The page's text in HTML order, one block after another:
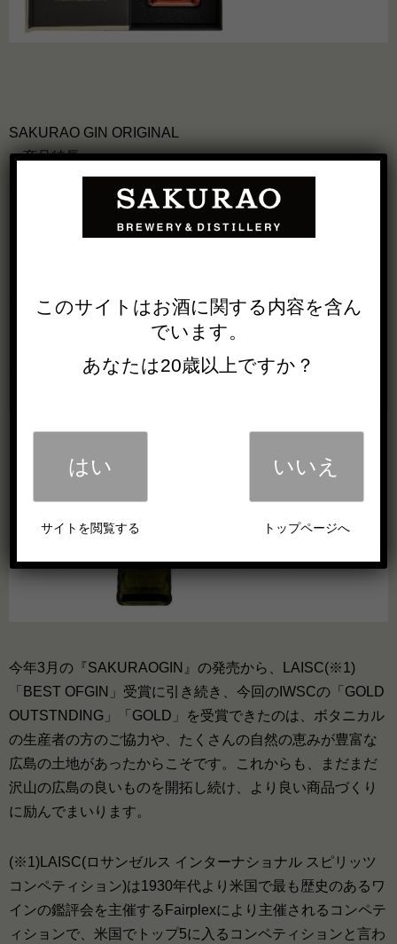
SAKURAO GIN ORIGINAL
≪商品特長≫
広島産のフレッシュな柑橘類など9種類のボタニカルと、ジ
ュニパーベリーやコリアンダーシードなど計14種類の原料
を使用し、スティーピングとヴェイパー製法で製造したク
■ 参考小売価格 : 2,000円(税別)
■ 容量・容器 : 700ml・瓶
■ アルコール度数 : 47%
今年3月の『SAKURAOGIN』の発売から、LAISC(※1)
「BEST OFGIN」受賞に引き続き、今回のIWSCの「GOLD
OUTSTNDING」「GOLD」を受賞できたのは、ボタニカル
の生産者の方のご協力や、たくさんの自然の恵みが豊富な
広島の土地があったからこそです。これからも、まだまだ
沢山の広島の良いものを開拓し続け、より良い商品づくり
に励んでまいります。
(※1)LAISC(ロサンゼルス インターナショナル スピリッツ
コンペティション)は1930年代より米国で最も歴史のあるワ
インの鑑評会を主催するFairplexにより主催されるコンペテ
ィションで、米国でトップ5に入るコンペティションと言わ
このサイトは お酒に関する内容を含ん
でいます。
あなたは20歳以上ですか？
はい
サイトを閲覧する
いいえ
トップページへ